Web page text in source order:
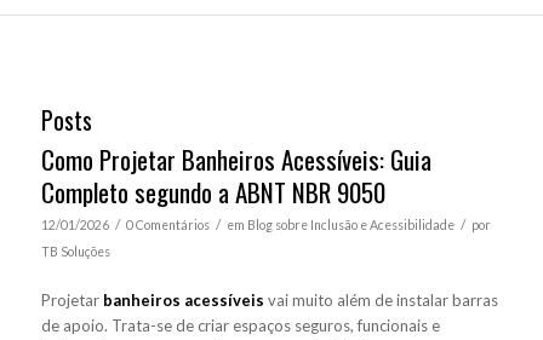
Posts
Como Projetar Banheiros Acessíveis: Guia
Completo segundo a ABNT NBR 9050
12/01/2026 / 0 Comentários / em Blog sobre Inclusão e Acessibilidade / por
TB Soluções
Projetar banheiros acessíveis vai muito além de instalar barras
de apoio. Trata-se de criar espaços seguros, funcionais e